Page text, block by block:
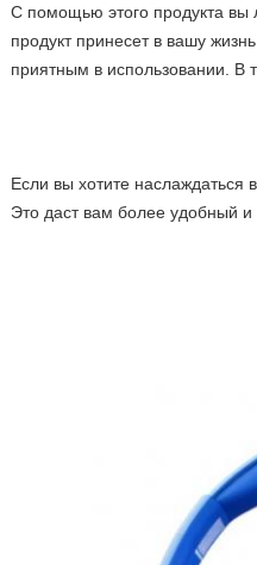
С помощью этого продукта вы
продукт принесет в вашу
приятным в использовании. В
Если вы хотите наслаждаться
Это даст вам более удобный